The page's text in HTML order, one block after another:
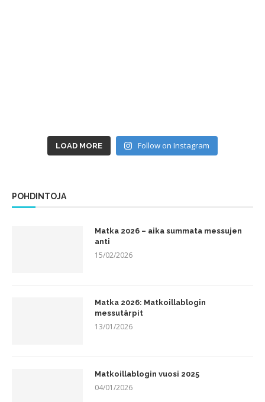
LOAD MORE Follow on Instagram
POHDINTOJA
Matka 2026 – aika summata messujen
anti
15/02/2026
Matka 2026: Matkoillablogin
messutärpit
13/01/2026
Matkoillablogin vuosi 2025
04/01/2026